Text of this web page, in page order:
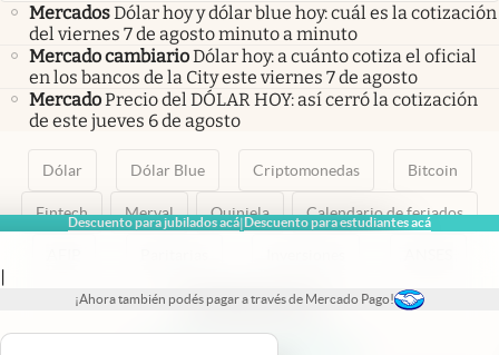
Descuento para jubilados acá|Descuento para estudiantes acá
|
¡Ahora también podés pagar a través de Mercado Pago!
MercadosDólar hoy y dólar blue hoy: cuál es la cotización
del viernes 7 de agosto minuto a minuto
Mercado cambiarioDólar hoy: a cuánto cotiza el oficial
en los bancos de la City este viernes 7 de agosto
MercadoPrecio del DÓLAR HOY: así cerró la cotización
de este jueves 6 de agosto
Dólar Dólar Blue Criptomonedas Bitcoin
Fintech Merval Quiniela Calendario de feriados
abre en nueva pestaña
abre en nueva pestaña
abre en nueva pestaña
abre en nueva pestaña
abre en nueva pestaña